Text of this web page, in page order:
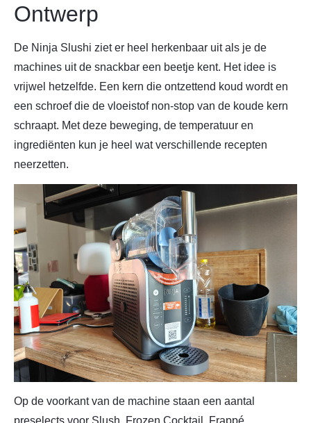
Ontwerp
De Ninja Slushi ziet er heel herkenbaar uit als je de
machines uit de snackbar een beetje kent. Het idee is
vrijwel hetzelfde. Een kern die ontzettend koud wordt en
een schroef die de vloeistof non-stop van de koude kern
schraapt. Met deze beweging, de temperatuur en
ingrediënten kun je heel wat verschillende recepten
neerzetten.
Op de voorkant van de machine staan een aantal